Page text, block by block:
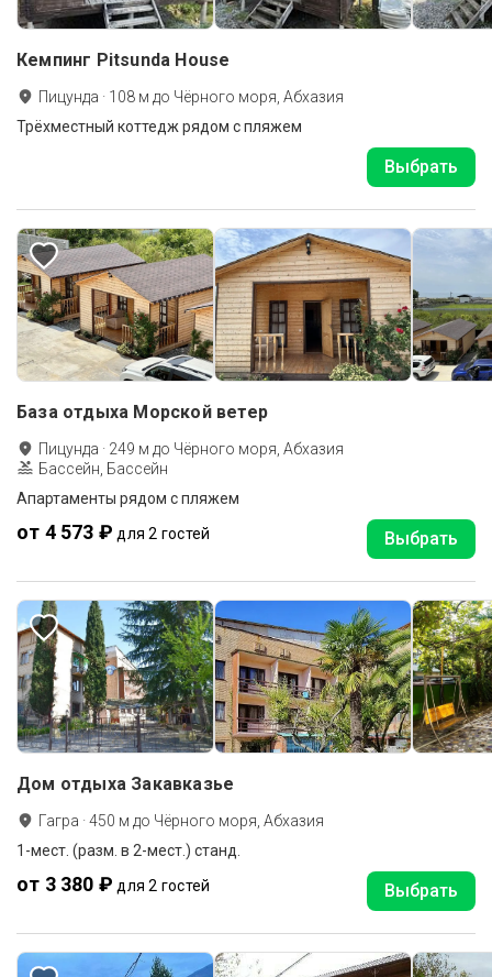
Кемпинг Pitsunda House
Пицунда · 108 м до Чёрного моря, Абхазия
Трёхместный коттедж рядом с пляжем
Выбрать
База отдыха Морской ветер
Пицунда · 249 м до Чёрного моря, Абхазия
Бассейн, Бассейн
Апартаменты рядом с пляжем
от 4 573 ₽ для 2 гостей Выбрать
Дом отдыха Закавказье
Гагра ·450 м до Чёрного моря, Абхазия
1-мест. (разм. в 2-мест.) станд.
от 3 380 ₽ для 2 гостей Выбрать